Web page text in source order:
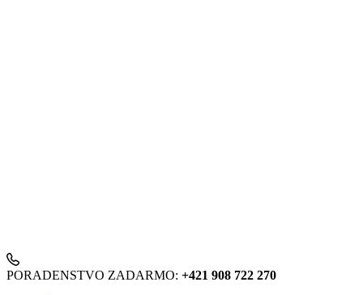
PORADENSTVO ZADARMO: +421 908 722 270